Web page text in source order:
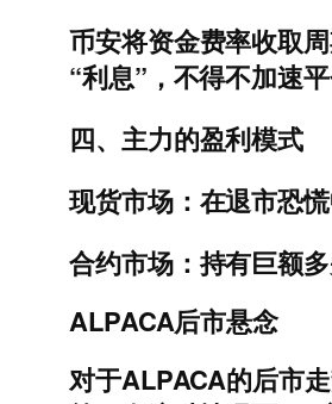
币安将资金费率收取
“利息”，不得不加速
四、主力的盈利模式
现货市场：在退市恐
合约市场：持有巨额
ALPACA后市悬念
对于ALPACA的后市